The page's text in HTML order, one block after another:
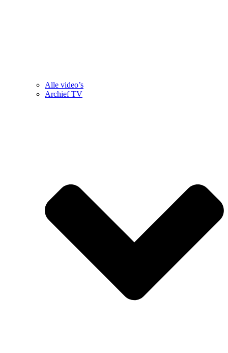
Alle video’s
Archief TV